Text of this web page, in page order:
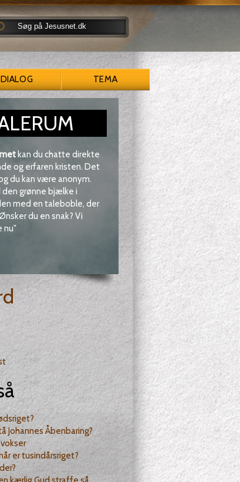
DIALOG TEMA
kan du chatte direkte
og erfaren kristen. Det
du kan være anonym.
grønne bjælke i
med en taleboble, der
du en snak? Vi
nu"
Johannes Åbenbaring?
er tusindårsriget?